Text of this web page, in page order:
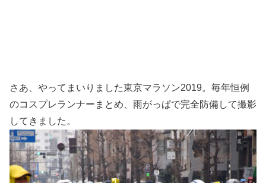
さあ、やってまいりました東京マラソン2019。毎年恒例
のコスプレランナーまとめ、雨がっぱで完全防備して撮影
してきました。